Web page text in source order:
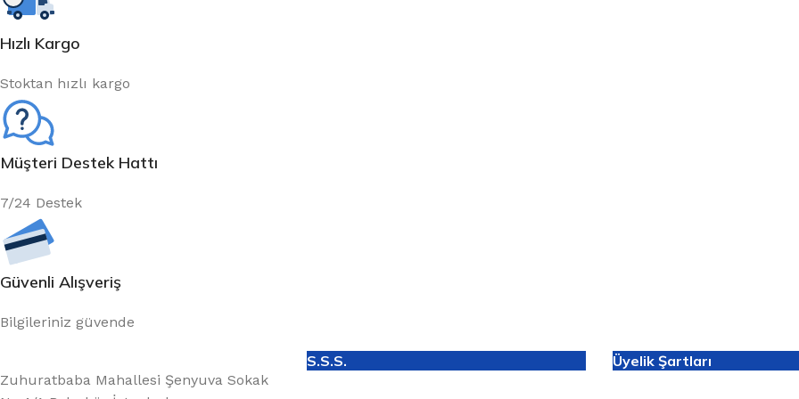
Hızlı Kargo
Stoktan hızlı kargo
Müşteri Destek Hattı
7/24 Destek
Güvenli Alışveriş
Bilgileriniz güvende
Zuhuratbaba Mahallesi Şenyuva Sokak
S.S.S. Üyelik Şartları